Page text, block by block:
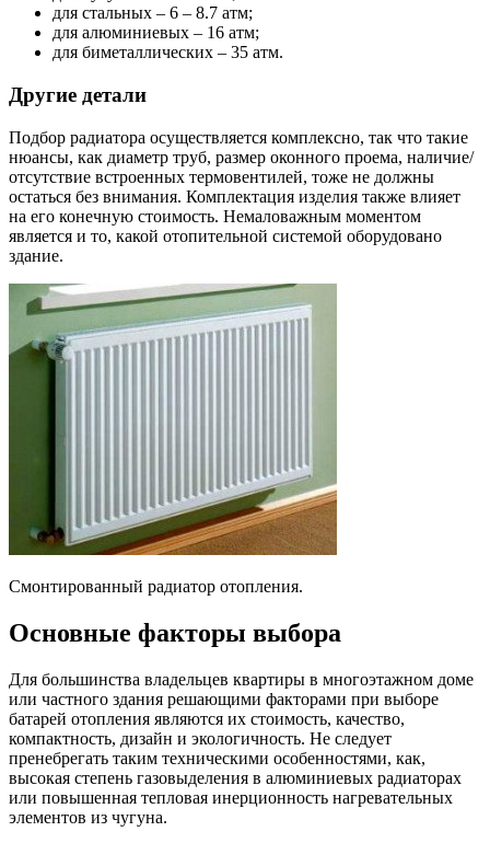
для стальных – 6 – 8.7 атм;
для алюминиевых – 16 атм;
для биметаллических – 35 атм.
Другие детали
Подбор радиатора осуществляется комплексно, так что такие
нюансы, как диаметр труб, размер оконного проема, наличие/
отсутствие встроенных термовентилей, тоже не должны
остаться без внимания. Комплектация изделия также влияет
на его конечную стоимость. Немаловажным моментом
является и то, какой отопительной системой оборудовано
здание.
Смонтированный радиатор отопления.
Основные факторы выбора
Для большинства владельцев квартиры в многоэтажном доме
или частного здания решающими факторами при выборе
батарей отопления являются их стоимость, качество,
компактность, дизайн и экологичность. Не следует
пренебрегать таким техническими особенностями, как,
высокая степень газовыделения в алюминиевых радиаторах
или повышенная тепловая инерционность нагревательных
элементов из чугуна.